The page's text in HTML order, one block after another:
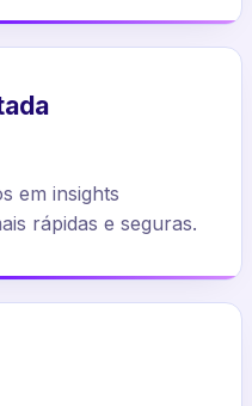
em insights
rápidas e seguras.